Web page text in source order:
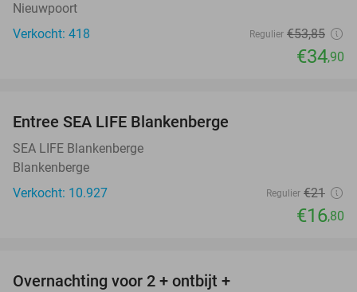
Nieuwpoort
Verkocht: 418
Regulier €53,85
€34,90
Entree SEA LIFE Blankenberge
SEA LIFE Blankenberge
Blankenberge
Verkocht: 10.927
Regulier €21
€16,80
Overnachting voor 2 + ontbijt +